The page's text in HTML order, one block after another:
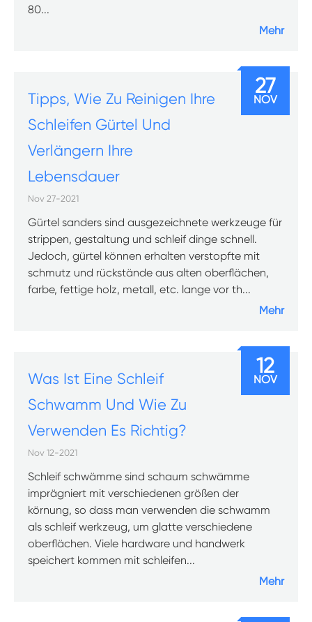
80...
Mehr
Tipps, Wie Zu Reinigen Ihre
Schleifen Gürtel Und
Verlängern Ihre
Lebensdauer
Nov 27-2021
Gürtel sanders sind ausgezeichnete werkzeuge für
strippen, gestaltung und schleif dinge schnell.
Jedoch, gürtel können erhalten verstopfte mit
schmutz und rückstände aus alten oberflächen,
farbe, fettige holz, metall, etc. lange vor th...
Mehr
27
NOV
Was Ist Eine Schleif
Schwamm Und Wie Zu
Verwenden Es Richtig?
Nov 12-2021
Schleif schwämme sind schaum schwämme
imprägniert mit verschiedenen größen der
körnung, so dass man verwenden die schwamm
als schleif werkzeug, um glatte verschiedene
oberflächen. Viele hardware und handwerk
speichert kommen mit schleifen...
Mehr
12
NOV